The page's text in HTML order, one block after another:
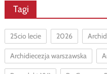
Tagi
25cio lecie 2026
Archidiecezja warszawska